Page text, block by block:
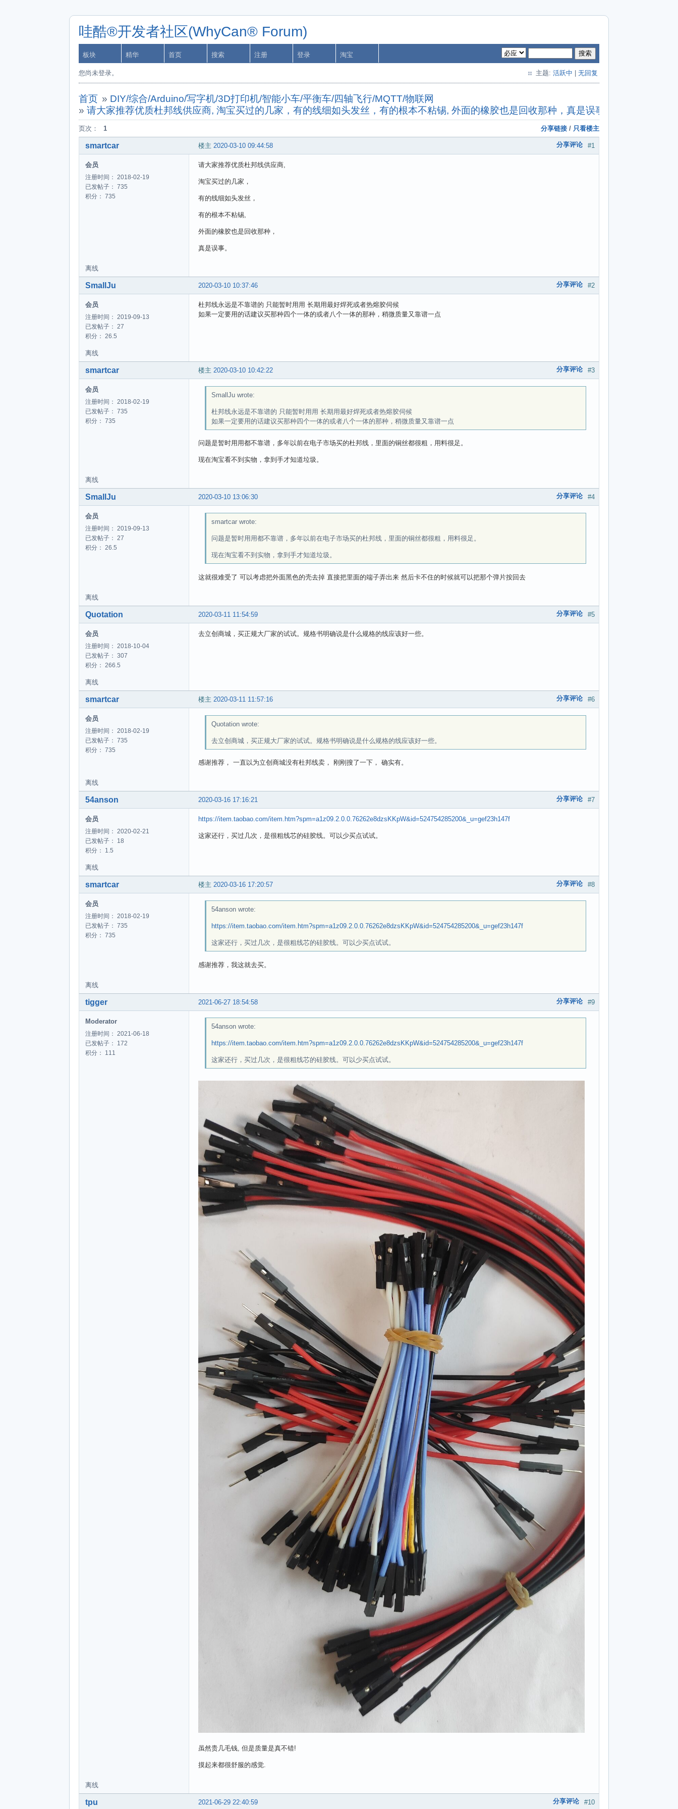
哇酷®开发者社区(WhyCan® Forum)
板块 精华 首页 搜索 注册 登录 淘宝 搜索
您尚未登录。 主题: 活跃中 无回复
首页 » DIY/综合/Arduino/写字机/3D打印机/智能小车/平衡车/四轴飞行/MQTT/物联网
» 请大家推荐优质杜邦线供应商, 淘宝买过的几家，有的线细如头发丝，有的根本不粘锡, 外面的橡胶也是回收那种，真是误事。
页次： 1 分享链接 / 只看楼主
楼主 #1
2020-03-10 09:44:58 分享评论
smartcar
会员
注册时间： 2018-02-19
已发帖子： 735
积分： 735
请大家推荐优质杜邦线供应商,
淘宝买过的几家，
有的线细如头发丝，
有的根本不粘锡,
外面的橡胶也是回收那种，
真是误事。
离线
#2
2020-03-10 10:37:46 分享评论
SmallJu
会员
注册时间： 2019-09-13
已发帖子： 27
积分： 26.5
杜邦线永远是不靠谱的 只能暂时用用 长期用最好焊死或者热熔胶伺候
如果一定要用的话建议买那种四个一体的或者八个一体的那种，稍微质量又靠谱一点
离线
楼主 #3
2020-03-10 10:42:22 分享评论
smartcar
会员
注册时间： 2018-02-19
已发帖子： 735
积分： 735
SmallJu wrote:
杜邦线永远是不靠谱的 只能暂时用用 长期用最好焊死或者热熔胶伺候
如果一定要用的话建议买那种四个一体的或者八个一体的那种，稍微质量又靠谱一点
问题是暂时用用都不靠谱，多年以前在电子市场买的杜邦线，里面的铜丝都很粗，用料很足。
现在淘宝看不到实物，拿到手才知道垃圾。
离线
#4
2020-03-10 13:06:30 分享评论
SmallJu
会员
注册时间： 2019-09-13
已发帖子： 27
积分： 26.5
smartcar wrote:
问题是暂时用用都不靠谱，多年以前在电子市场买的杜邦线，里面的铜丝都很粗，用料很足。
现在淘宝看不到实物，拿到手才知道垃圾。
这就很难受了 可以考虑把外面黑色的壳去掉 直接把里面的端子弄出来 然后卡不住的时候就可以把那个弹片按回去
离线
#5
2020-03-11 11:54:59 分享评论
Quotation
会员
注册时间： 2018-10-04
已发帖子： 307
积分： 266.5
去立创商城，买正规大厂家的试试。规格书明确说是什么规格的线应该好一些。
离线
楼主 #6
2020-03-11 11:57:16 分享评论
smartcar
会员
注册时间： 2018-02-19
已发帖子： 735
积分： 735
Quotation wrote:
去立创商城，买正规大厂家的试试。规格书明确说是什么规格的线应该好一些。
感谢推荐， 一直以为立创商城没有杜邦线卖， 刚刚搜了一下， 确实有。
离线
#7
2020-03-16 17:16:21 分享评论
54anson
会员
注册时间： 2020-02-21
已发帖子： 18
积分： 1.5
https://item.taobao.com/item.htm?spm=a1z09.2.0.0.76262e8dzsKKpW&id=524754285200&_u=gef23h147f
这家还行，买过几次，是很粗线芯的硅胶线。可以少买点试试。
离线
楼主 #8
2020-03-16 17:20:57 分享评论
smartcar
会员
注册时间： 2018-02-19
已发帖子： 735
积分： 735
54anson wrote:
https://item.taobao.com/item.htm?spm=a1z09.2.0.0.76262e8dzsKKpW&id=524754285200&_u=gef23h147f
这家还行，买过几次，是很粗线芯的硅胶线。可以少买点试试。
感谢推荐，我这就去买。
离线
#9
2021-06-27 18:54:58 分享评论
tigger
Moderator
注册时间： 2021-06-18
已发帖子： 172
积分： 111
54anson wrote:
https://item.taobao.com/item.htm?spm=a1z09.2.0.0.76262e8dzsKKpW&id=524754285200&_u=gef23h147f
这家还行，买过几次，是很粗线芯的硅胶线。可以少买点试试。
虽然贵几毛钱, 但是质量是真不错!
摸起来都很舒服的感觉.
离线
#10
2021-06-29 22:40:59 分享评论
tpu